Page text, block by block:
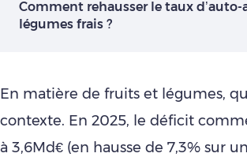
Comment rehausser le taux
légumes frais ?
En matière de fruits et légumes,
contexte. En 2025, le déficit
à 3,6Md€ (en hausse de 7,3% sur